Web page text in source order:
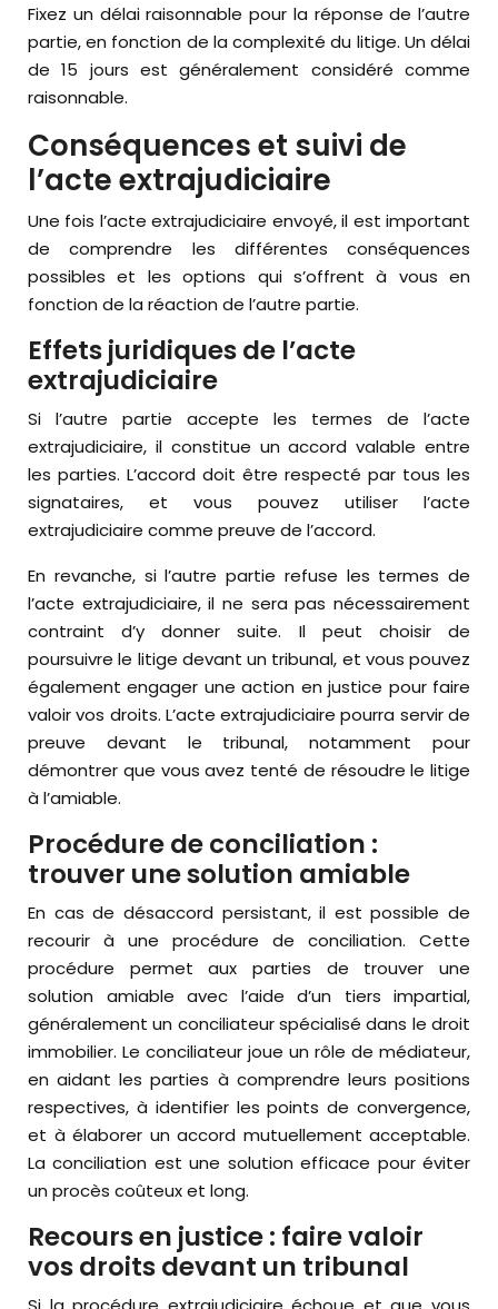
Fixez un délai raisonnable pour la réponse de l’autre
partie, en fonction de la complexité du litige. Un délai
de 15 jours est généralement considéré comme
raisonnable.
Conséquences et suivi de
l’acte extrajudiciaire
Une fois l’acte extrajudiciaire envoyé, il est important
de comprendre les différentes conséquences
possibles et les options qui s’offrent à vous en
fonction de la réaction de l’autre partie.
Effets juridiques de l’acte
extrajudiciaire
Si l’autre partie accepte les termes de l’acte
extrajudiciaire, il constitue un accord valable entre
les parties. L’accord doit être respecté par tous les
signataires, et vous pouvez utiliser l’acte
extrajudiciaire comme preuve de l’accord.
En revanche, si l’autre partie refuse les termes de
l’acte extrajudiciaire, il ne sera pas nécessairement
contraint d’y donner suite. Il peut choisir de
poursuivre le litige devant un tribunal, et vous pouvez
également engager une action en justice pour faire
valoir vos droits. L’acte extrajudiciaire pourra servir de
preuve devant le tribunal, notamment pour
démontrer que vous avez tenté de résoudre le litige
à l’amiable.
Procédure de conciliation :
trouver une solution amiable
En cas de désaccord persistant, il est possible de
recourir à une procédure de conciliation. Cette
procédure permet aux parties de trouver une
solution amiable avec l’aide d’un tiers impartial,
généralement un conciliateur spécialisé dans le droit
immobilier. Le conciliateur joue un rôle de médiateur,
en aidant les parties à comprendre leurs positions
respectives, à identifier les points de convergence,
et à élaborer un accord mutuellement acceptable.
La conciliation est une solution efficace pour éviter
un procès coûteux et long.
Recours en justice : faire valoir
vos droits devant un tribunal